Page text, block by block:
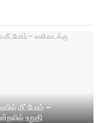
மீட்போம் –
உறுதி